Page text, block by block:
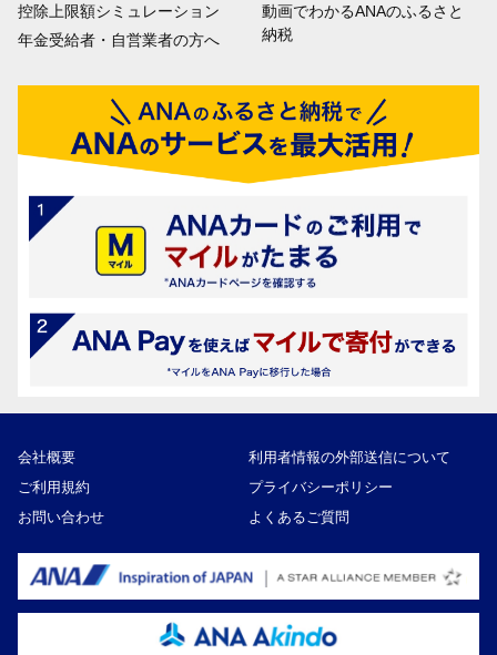
控除上限額シミュレーション
年金受給者・自営業者の方へ
動画でわかるANAのふるさと
納税
会社概要
利用者情報の外部送信について
ご利用規約
プライバシーポリシー
お問い合わせ
よくあるご質問